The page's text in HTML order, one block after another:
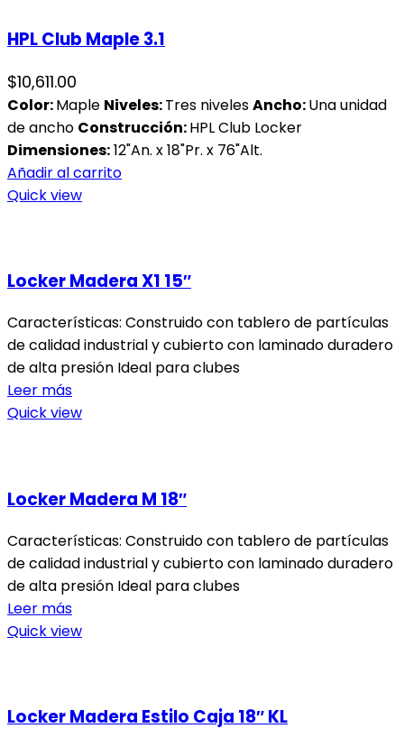
HPL Club Maple 3.1
$10,611.00
Color:Maple Niveles:Tres nivelesAncho:Una unidad
de ancho Construcción:HPL Club Locker
Dimensiones:12"An. x 18"Pr. x 76"Alt.
Añadir al carrito
Quick view
Locker Madera X1 15″
Características: Construido con tablero de partículas
de calidad industrial y cubierto con laminado duradero
de alta presión Ideal para clubes
Leer más
Quick view
Locker Madera M 18″
Características: Construido con tablero de partículas
de calidad industrial y cubierto con laminado duradero
de alta presión Ideal para clubes
Leer más
Quick view
Locker Madera Estilo Caja 18″ KL